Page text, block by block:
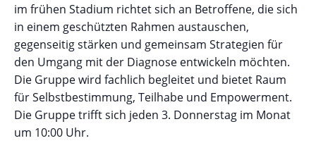
im frühen Stadium richtet sich an Betroffene, die sich
in einem geschützten Rahmen austauschen,
gegenseitig stärken und gemeinsam Strategien für
den Umgang mit der Diagnose entwickeln möchten.
Die Gruppe wird fachlich begleitet und bietet Raum
für Selbstbestimmung, Teilhabe und Empowerment.
Die Gruppe trifft sich jeden 3. Donnerstag im Monat
um 10:00 Uhr.